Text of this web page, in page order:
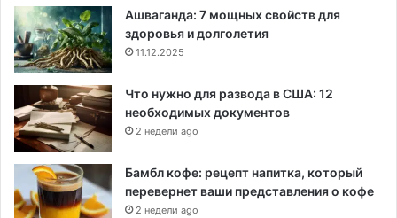
Ашваганда: 7 мощных свойств для
здоровья и долголетия
11.12.2025
Что нужно для развода в США: 12
необходимых документов
2 недели ago
Бамбл кофе: рецепт напитка, который
перевернет ваши представления о кофе
2 недели ago